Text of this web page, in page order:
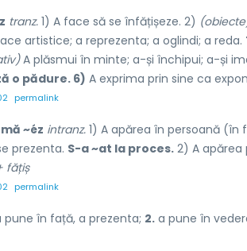
tranz. 1) A face să se înfățișeze. 2)
artistice; a reprezenta; a oglindi; a reda.
A plăsmui în minte; a-și închipui; a-și
o pădure. 6) A exprima prin sine ca
permalink
mă ~éz intranz. 1) A apărea în persoană
prezenta. S-a ~at la proces. 2) A
fățiș
permalink
pune în față, a prezenta; 2. a pune în